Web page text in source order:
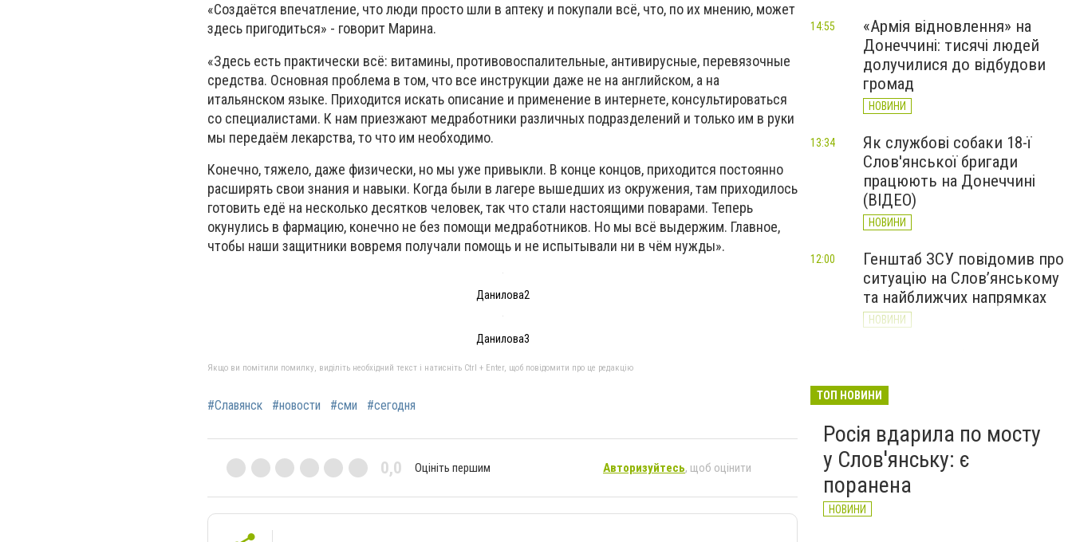
«Создаётся впечатление, что люди просто шли в аптеку и покупали всё, что, по их мнению, может
здесь пригодиться» - говорит Марина.
«Здесь есть практически всё: витамины, противовоспалительные, антивирусные, перевязочные
средства. Основная проблема в том, что все инструкции даже не на английском, а на
итальянском языке. Приходится искать описание и применение в интернете, консультироваться
со специалистами. К нам приезжают медработники различных подразделений и только им в руки
мы передаём лекарства, то что им необходимо.
Конечно, тяжело, даже физически, но мы уже привыкли. В конце концов, приходится постоянно
расширять свои знания и навыки. Когда были в лагере вышедших из окружения, там приходилось
готовить едё на несколько десятков человек, так что стали настоящими поварами. Теперь
окунулись в фармацию, конечно не без помощи медработников. Но мы всё выдержим. Главное,
чтобы наши защитники вовремя получали помощь и не испытывали ни в чём нужды».
Данилова2
Данилова3
Якщо ви помітили помилку, виділіть необхідний текст і натисніть Ctrl + Enter, щоб повідомити про це редакцію
#Славянск #новости #сми #сегодня
0,0 Оцініть першим Авторизуйтесь, щоб оцінити
«Армія відновлення» на
Донеччині: тисячі людей
долучилися до відбудови
громад
НОВИНИ
14:55
Як службові собаки 18-ї
Слов'янської бригади
працюють на Донеччині
(ВІДЕО)
НОВИНИ
13:34
Генштаб ЗСУ повідомив про
ситуацію на Слов’янському
та найближчих напрямках
НОВИНИ
12:00
великої війни: 7 серпня
ТОП НОВИНИ
Росія вдарила по мосту
у Слов'янську: є
поранена
НОВИНИ